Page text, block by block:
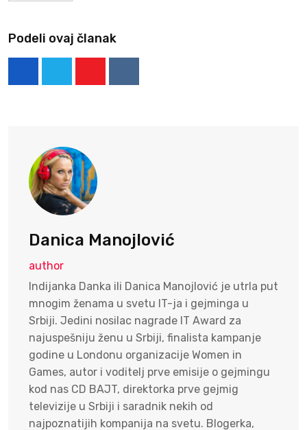
Podeli ovaj članak
Danica Manojlović
author
Indijanka Danka ili Danica Manojlović je utrla put
mnogim ženama u svetu IT-ja i gejminga u
Srbiji. Jedini nosilac nagrade IT Award za
najuspešniju ženu u Srbiji, finalista kampanje
godine u Londonu organizacije Women in
Games, autor i voditelj prve emisije o gejmingu
kod nas CD BAJT, direktorka prve gejmig
televizije u Srbiji i saradnik nekih od
najpoznatijih kompanija na svetu. Blogerka,